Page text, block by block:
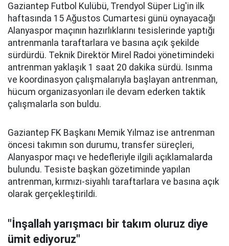
Gaziantep Futbol Kulübü, Trendyol Süper Lig'in ilk
haftasında 15 Ağustos Cumartesi günü oynayacağı
Alanyaspor maçının hazırlıklarını tesislerinde yaptığı
antrenmanla taraftarlara ve basına açık şekilde
sürdürdü. Teknik Direktör Mirel Radoi yönetimindeki
antrenman yaklaşık 1 saat 20 dakika sürdü. Isınma
ve koordinasyon çalışmalarıyla başlayan antrenman,
hücum organizasyonları ile devam ederken taktik
çalışmalarla son buldu.
Gaziantep FK Başkanı Memik Yılmaz ise antrenman
öncesi takımın son durumu, transfer süreçleri,
Alanyaspor maçı ve hedefleriyle ilgili açıklamalarda
bulundu. Tesiste başkan gözetiminde yapılan
antrenman, kırmızı-siyahlı taraftarlara ve basına açık
olarak gerçekleştirildi.
"İnşallah yarışmacı bir takım oluruz diye
ümit ediyoruz"